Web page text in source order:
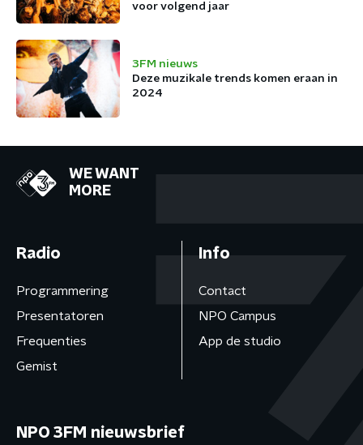
voor volgend jaar
3FM nieuws
Deze muzikale trends komen eraan in
2024
WE WANT
MORE
Radio
Programmering
Presentatoren
Frequenties
Gemist
Info
Contact
NPO Campus
App de studio
NPO 3FM nieuwsbrief